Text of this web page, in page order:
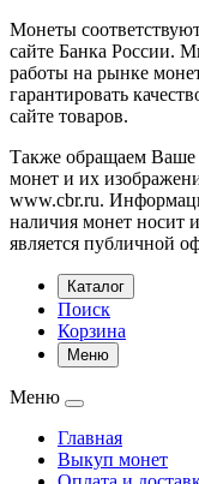
Монеты
сайте Банка России.
работы на рынке
гарантировать
сайте товаров.
Также обращаем Ваше
монет и их
www.cbr.ru.
наличия монет носит
является публичной
Каталог
Поиск
Корзина
Меню
Меню
Главная
Выкуп монет